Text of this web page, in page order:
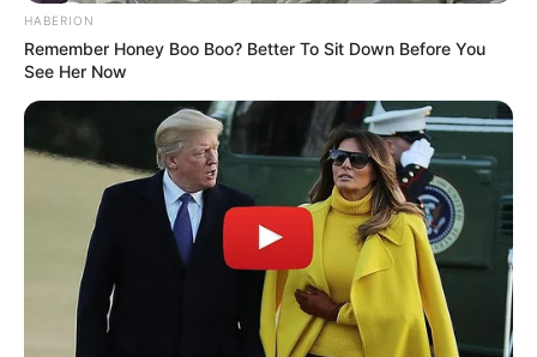
HABERION
Remember Honey Boo Boo? Better To Sit Down Before You
See Her Now